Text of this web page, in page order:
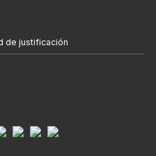
de justificación